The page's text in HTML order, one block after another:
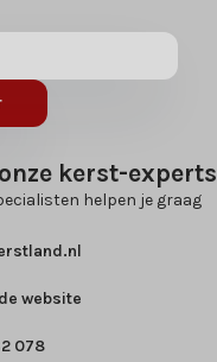
kerst-experts
helpen je graag
website
078